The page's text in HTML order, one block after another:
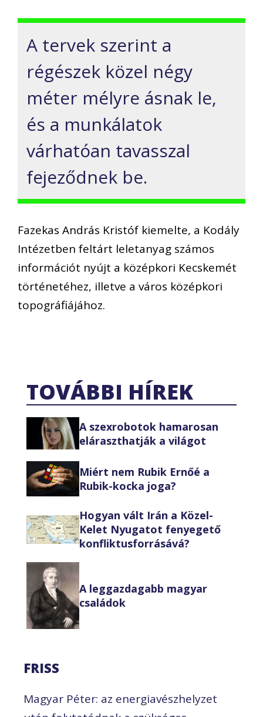
A tervek szerint a
régészek közel négy
méter mélyre ásnak le,
és a munkálatok
várhatóan tavasszal
fejeződnek be.
Fazekas András Kristóf kiemelte, a Kodály
Intézetben feltárt leletanyag számos
információt nyújt a középkori Kecskemét
történetéhez, illetve a város középkori
topográfiájához.
TOVÁBBI HÍREK
A szexrobotok hamarosan
eláraszthatják a világot
Miért nem Rubik Ernőé a
Rubik-kocka joga?
Hogyan vált Irán a Közel-
Kelet Nyugatot fenyegető
konfliktusforrásává?
A leggazdagabb magyar
családok
FRISS
Magyar Péter: az energiavészhelyzet